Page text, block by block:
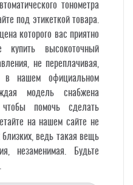
тонометра
под этикеткой товара.
которого вас приятно
высокоточный
не переплачивая,
нашем официальном
модель снабжена
помочь сделать
на нашем сайте не
ведь такая вещь
незаменимая. Будьте